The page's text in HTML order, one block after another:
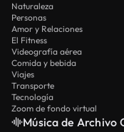
Naturaleza
Personas
Amor y Relaciones
El Fitness
Videografía aérea
Comida y bebida
Viajes
Transporte
Tecnología
Zoom de fondo virtual
Música de Archivo